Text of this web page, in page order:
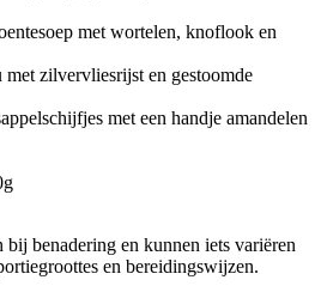
met wortelen, knoflook en
zilvervliesrijst en gestoomde
met een handje amandelen
benadering en kunnen iets variëren
en bereidingswijzen.